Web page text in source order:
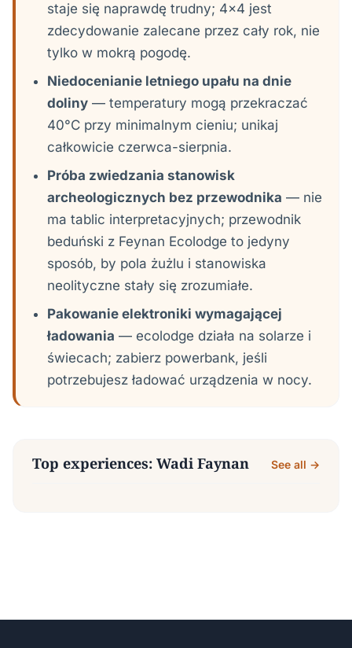
staje się naprawdę trudny; 4x4 jest
zdecydowanie zalecane przez cały rok, nie
tylko w mokrą pogodę.
Niedocenianie letniego upału na dnie
doliny — temperatury mogą przekraczać
40°C przy minimalnym cieniu; unikaj
całkowicie czerwca-sierpnia.
Próba zwiedzania stanowisk
archeologicznych bez przewodnika — nie
ma tablic interpretacyjnych; przewodnik
beduński z Feynan Ecolodge to jedyny
sposób, by pola żużlu i stanowiska
neolityczne stały się zrozumiałe.
Pakowanie elektroniki wymagającej
ładowania — ecolodge działa na solarze i
świecach; zabierz powerbank, jeśli
potrzebujesz ładować urządzenia w nocy.
Top experiences: Wadi Faynan See all →